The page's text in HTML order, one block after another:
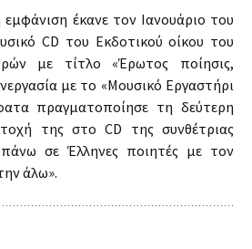
έκανε τον Ιανουάριο του
CD του Εκδοτικού οίκου του
με τίτλο «Έρωτος ποίησις,
με το «Μουσικό Εργαστήρι
πραγματοποίησε τη δεύτερη
της στο CD της συνθέτριας
σε Έλληνες ποιητές με τον
άλω».